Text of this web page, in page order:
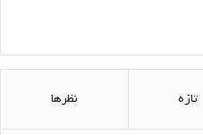
تازه نظرها